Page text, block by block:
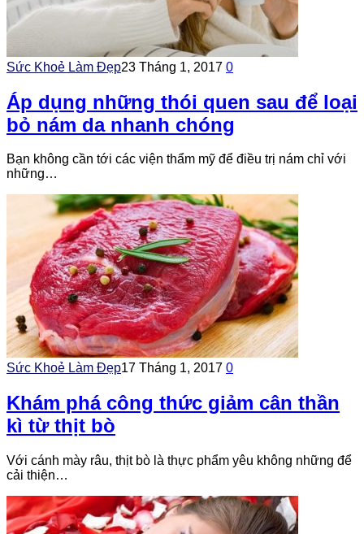
Sức Khoẻ Làm Đẹp23 Tháng 1, 2017 0
Áp dụng những thói quen sau để loại
bỏ nám da nhanh chóng
Bạn không cần tới các viện thẩm mỹ để điều trị nám chỉ với
những…
Sức Khoẻ Làm Đẹp17 Tháng 1, 2017 0
Khám phá công thức giảm cân thần
kì từ thịt bò
Với cánh mày râu, thịt bò là thực phẩm yêu không những để
cải thiện…